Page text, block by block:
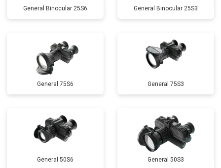
General Binocular 25S6 General Binocular 25S3
General 75S6 General 75S3
General 50S6 General 50S3